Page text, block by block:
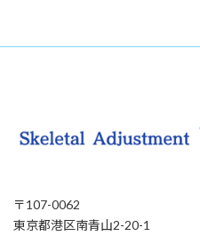
〒107-0062
東京都港区南青山2-20-1